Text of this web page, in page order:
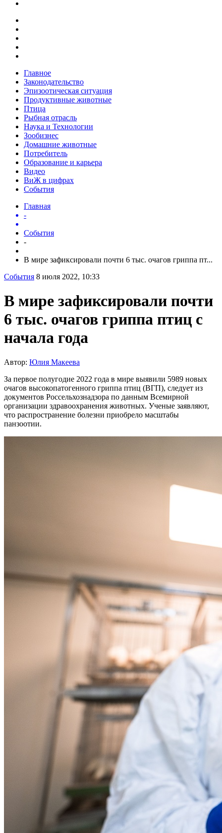
Главное
Законодательство
Эпизоотическая ситуация
Продуктивные животные
Птица
Рыбная отрасль
Наука и Технологии
Зообизнес
Домашние животные
Потребитель
Образование и карьера
Видео
ВиЖ в цифрах
События
Главная
-
События
-
В мире зафиксировали почти 6 тыс. очагов гриппа пт...
События 8 июля 2022, 10:33
В мире зафиксировали почти
6 тыс. очагов гриппа птиц с
начала года
Автор: Юлия Макеева
За первое полугодие 2022 года в мире выявили 5989 новых
очагов высокопатогенного гриппа птиц (ВГП), следует из
документов Россельхознадзора по данным Всемирной
организации здравоохранения животных. Ученые заявляют,
что распространение болезни приобрело масштабы
панзоотии.